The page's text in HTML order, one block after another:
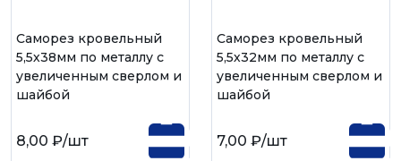
Саморез кровельный
5,5х38мм по металлу с
увеличенным сверлом и
шайбой
8,00 ₽/шт
Саморез кровельный
5,5х32мм по металлу с
увеличенным сверлом и
шайбой
7,00 ₽/шт